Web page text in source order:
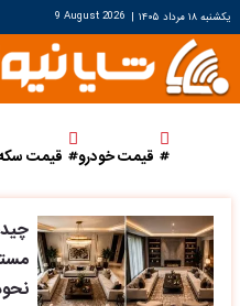
یکشنبه ۱۸ مرداد ۱۴۰۵ |
9 August 2026
قیمت خودرو قیمت